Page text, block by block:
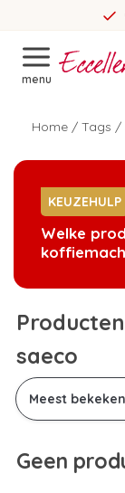
menu
Home / Tags /
KEUZEHULP
Welke
saeco
Geen